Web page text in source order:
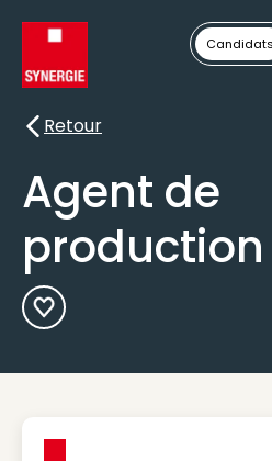
Candidats
Retour
Retour
Agent de
production
Ajouter aux Favoris